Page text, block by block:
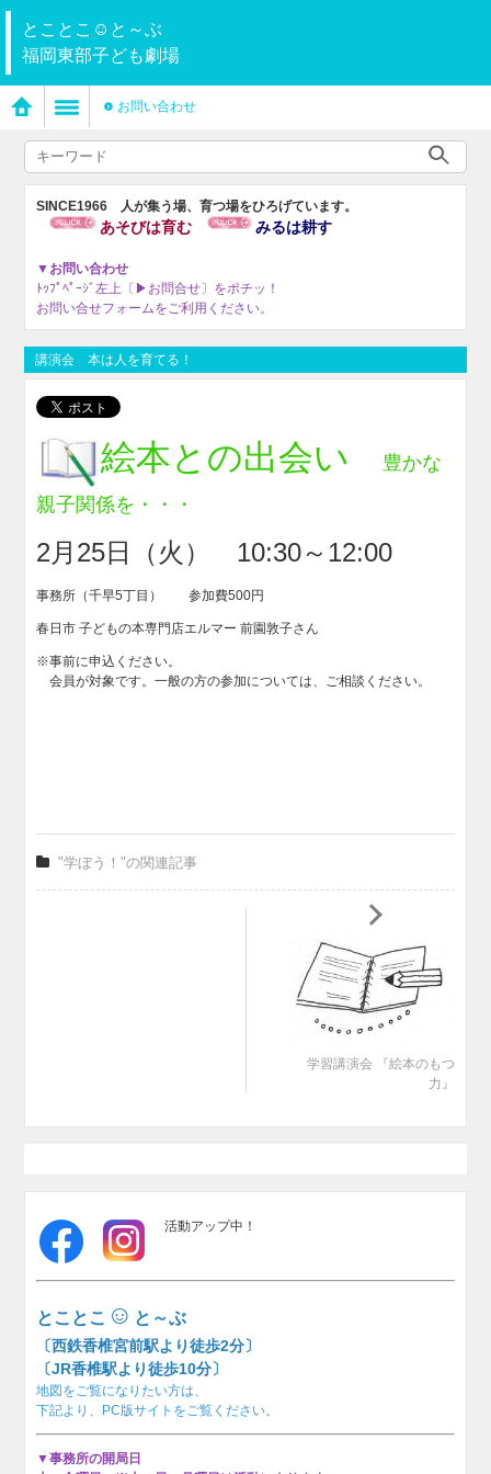
とことこ☺と～ぶ
福岡東部子ども劇場
お問い合わせ
SINCE1966 人が集う場、育つ場をひろげています。
あそびは育む みるは耕す
▼お問い合わせ
ﾄｯﾌﾟﾍﾟｰｼﾞ左上〔▶お問合せ〕をポチッ！
お問い合せフォームをご利用ください。
講演会 本は人を育てる！
絵本との出会い
豊かな
親子関係を・・・
2 月25日（火） 10:30～12:00
事務所（千早5丁目） 参加費500円
春日市 子どもの本専門店エルマー 前園敦子さん
※事前に申込ください。
会員が対象です。一般の方の参加については、ご相談ください。
"学ぼう！"の関連記事
学習講演会 『絵本のもつ
力』
活動アップ中！
とことこ ☺ と～ぶ
〔西鉄香椎宮前駅より徒歩2分〕
〔JR香椎駅より徒歩10分〕
地図をご覧になりたい方は、
下記より、PC版サイトをご覧ください。
▼事務所の開局日